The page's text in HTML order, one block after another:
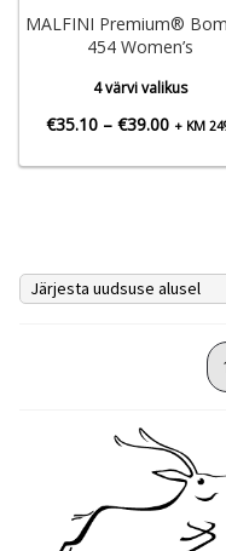
MALFINI Premium®
454 Women’s
4 värvi valikus
€35.10 – €39.00 + KM